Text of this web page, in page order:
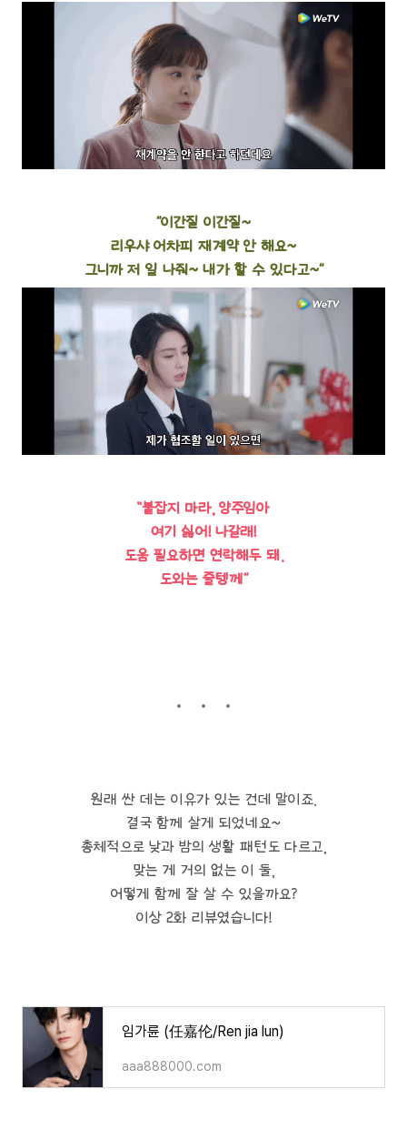
“이간질 이간질~
리우샤 어차피 재계약 안 해요~
그니까 저 일 나줘~ 내가 할 수 있다고~“
”붙잡지 마라, 양주임아
여기 싫어! 나갈래!
도움 필요하면 연락해두 돼.
도와는 줄텡께“
원래 싼 데는 이유가 있는 건데 말이죠.
결국 함께 살게 되었네요~
총체적으로 낮과 밤의 생활 패턴도 다르고,
맞는 게 거의 없는 이 둘,
어떻게 함께 잘 살 수 있을까요?
이상 2화 리뷰였습니다!
임가륜 (任嘉伦/Ren jia lun)
aaa888000.com